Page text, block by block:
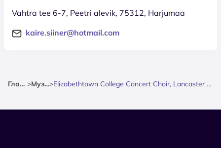
Vahtra tee 6-7, Peetri alevik, 75312, Harjumaa
kaire.siiner@hotmail.com
Главная > Музыка> Elizabethtown College Concert Choir, Lancaster Voices & Fenice (USA)